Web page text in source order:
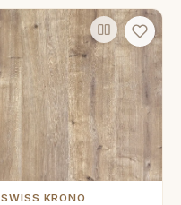
SWISS KRONO